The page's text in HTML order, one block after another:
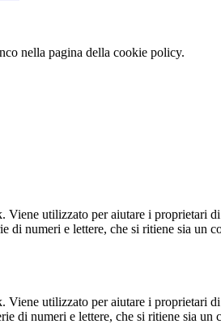
nella pagina della cookie policy.
utilizzato per aiutare i proprietari
numeri e lettere, che si ritiene sia un
utilizzato per aiutare i proprietari
di numeri e lettere, che si ritiene sia